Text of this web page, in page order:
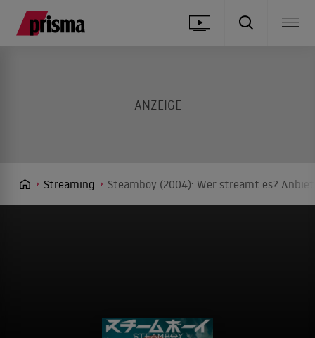
Streaming Steamboy (2004): Wer streamt es?